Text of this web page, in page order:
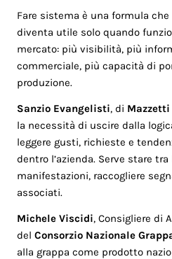
Fare sistema è una formula
diventa utile solo quando
mercato: più visibilità, più
commerciale, più capacità di
produzione.
Sanzio Evangelisti, di
la necessità di uscire dalla
leggere gusti, richieste e
dentro l’azienda. Serve stare
manifestazioni, raccogliere
associati.
Michele Viscidi, Consigliere di
delConsorzio Nazionale
alla grappa come prodotto